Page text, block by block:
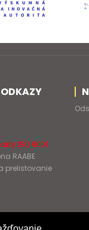
ISO 9001
RAABE
prelistovanie